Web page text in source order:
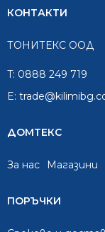
КОНТАКТИ
ТОНИТЕКС ООД
T: 0888 249 719
E:
ДОМТЕКС
За нас Mагазини
ПОРЪЧКИ